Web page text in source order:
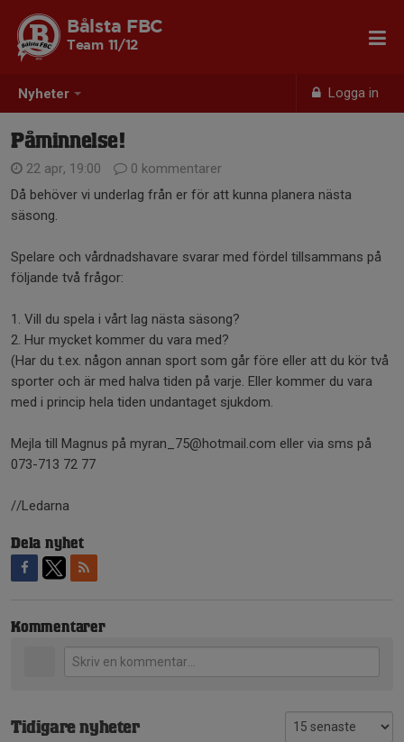
Nyheter Logga in
Bålsta FBC
Team 11/12
Påminnelse!
22 apr, 19:00
0 kommentarer
Då behöver vi underlag från er för att kunna planera nästa
säsong.
Spelare och vårdnadshavare svarar med fördel tillsammans på
följande två frågor:
1. Vill du spela i vårt lag nästa säsong?
2. Hur mycket kommer du vara med?
(Har du t.ex. någon annan sport som går före eller att du kör två
sporter och är med halva tiden på varje. Eller kommer du vara
med i princip hela tiden undantaget sjukdom.
Mejla till Magnus på myran_75@hotmail.com eller via sms på
073-713 72 77
//Ledarna
Dela nyhet
Kommentarer
Tidigare nyheter